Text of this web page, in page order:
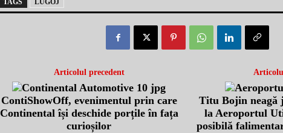
TAGS LUGOJ
Articolul precedent
ContiShowOff, evenimentul prin care
Continental își deschide porțile în fața
curioșilor
Titu Bojin neagă
la Aeroportul
posibilă